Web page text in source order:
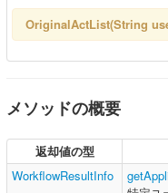
OriginalActList(String
メソッドの概要
返却値の型
WorkflowResultInfo